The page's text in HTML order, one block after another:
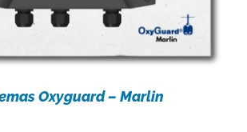
Oxyguard – Marlin